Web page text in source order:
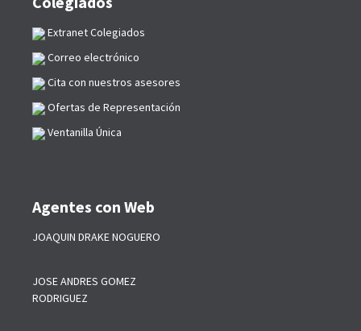
Extranet Colegiados
Correo electrónico
Cita con nuestros asesores
Ofertas de Representación
Ventanilla Única
Agentes con Web
JOAQUIN DRAKE NOGUERO
JOSE ANDRES GOMEZ
RODRIGUEZ